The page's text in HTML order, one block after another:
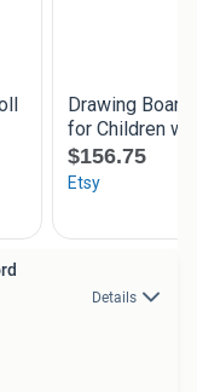
Details